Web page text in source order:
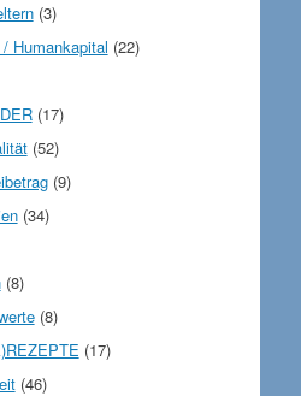
(3)
Humankapital (22)
(17)
(52)
(9)
(34)
(8)
(8)
(17)
(46)